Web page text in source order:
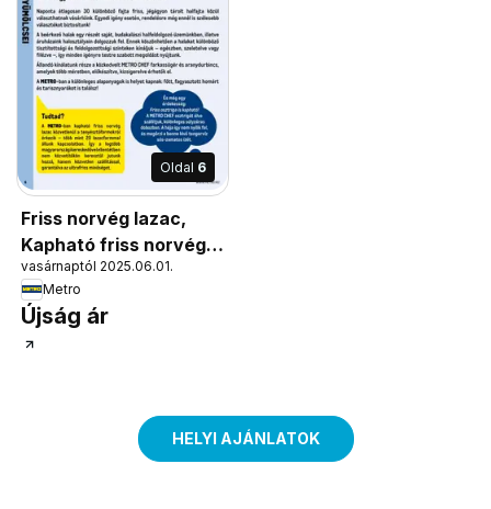
Oldal 6
Friss norvég lazac,
Kapható friss norvég
lazac közvetlenül a
tenyésztőfarmokról
érkezik - több mint 20
lazacfarmmal állunk
magyarországikereskedővelellentétben
nem közvetítőkön
vasárnaptól 2025.06.01.
Metro
Újság ár
HELYI AJÁNLATOK